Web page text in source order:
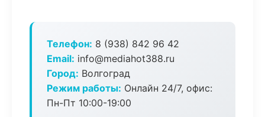
Телефон: 8 (938) 842 96 42
Email: info@mediahot388.ru
Город: Волгоград
Режим работы: Онлайн 24/7, офис:
Пн-Пт 10:00-19:00